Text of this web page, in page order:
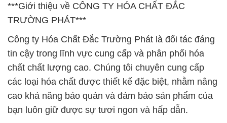
***Giới thiệu về CÔNG TY HÓA CHẤT ĐẮC
TRƯỜNG PHÁT***
Công ty Hóa Chất Đắc Trường Phát là đối tác đáng
tin cậy trong lĩnh vực cung cấp và phân phối hóa
chất chất lượng cao. Chúng tôi chuyên cung cấp
các loại hóa chất được thiết kế đặc biệt, nhằm nâng
cao khả năng bảo quản và đảm bảo sản phẩm của
bạn luôn giữ được sự tươi ngon và hấp dẫn.